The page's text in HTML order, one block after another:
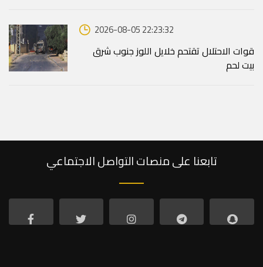
2026-08-05 22:23:32
قوات الاحتلال تقتحم خلايل اللوز جنوب شرق
بيت لحم
تابعنا على منصات التواصل الاجتماعي